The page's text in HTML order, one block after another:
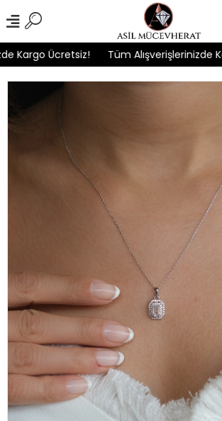
Ücretsiz! Tüm Alışverişlerinizde